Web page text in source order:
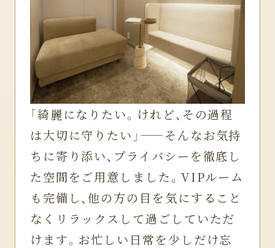
「綺麗になりたい。けれど、その過程
は大切に守りたい」——そんなお気持
ちに寄り添い、プライバシーを徹底し
た空間をご用意しました。VIPルーム
も完備し、他の方の目を気にすること
なくリラックスして過ごしていただ
けます。お忙しい日常を少しだけ忘